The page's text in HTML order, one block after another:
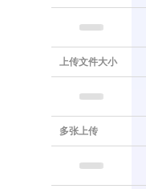
上传文件大小
多张上传